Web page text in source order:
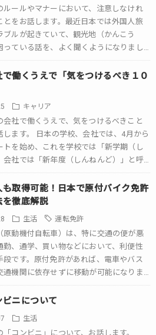
ルールやマナーにおいて、注意しなけれ
とをお話します。最近日本では外国人旅
ブルが起きていて、観光地（かんこう
っている話を、よく聞くようになりまし
れは「外国人のマナーが悪い」というこ
で働くうえで「気をつけるべき１０
キャリア
会社で働くうえで、気をつけるべきこと
します。 日本の学校、会社では、4月から
トを始め、これを学校では「新学期（し
会社では「新年度（しんねんど）」と呼
の会社で気をつけるべきこと 「 […]
取得可能！日本で原付バイク免許
を徹底解説
生活 運転免許
原動機付自転車）は、特に交通の便が悪
勤、通学、買い物などにおいて、利便性
段です。原付免許があれば、電車やバス
通機関に依存せずに移動が可能になりま
では、ベトナム人実習生や留学生が日 […]
ビニについて
生活
コンビニ」について、お話します。